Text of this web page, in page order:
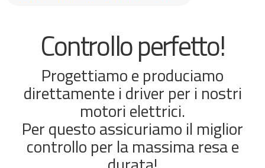
i
g
a
t
i
n
Controllo perfetto!
Progettiamo e produciamo
direttamente i driver per i nostri
motori elettrici.
Per questo assicuriamo il miglior
controllo per la massima resa e